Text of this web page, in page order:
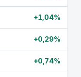
+1,04%
+0,29%
+0,74%